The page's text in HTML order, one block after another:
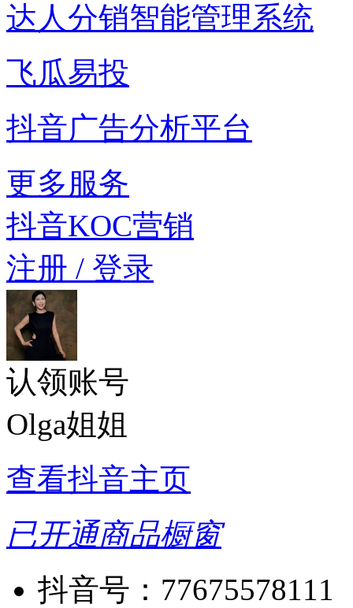
达人分销智能管理系统
飞瓜易投
抖音广告分析平台
更多服务
抖音KOC营销
注册 / 登录
认领账号
Olga姐姐
查看抖音主页
已开通商品橱窗
抖音号： 77675578111